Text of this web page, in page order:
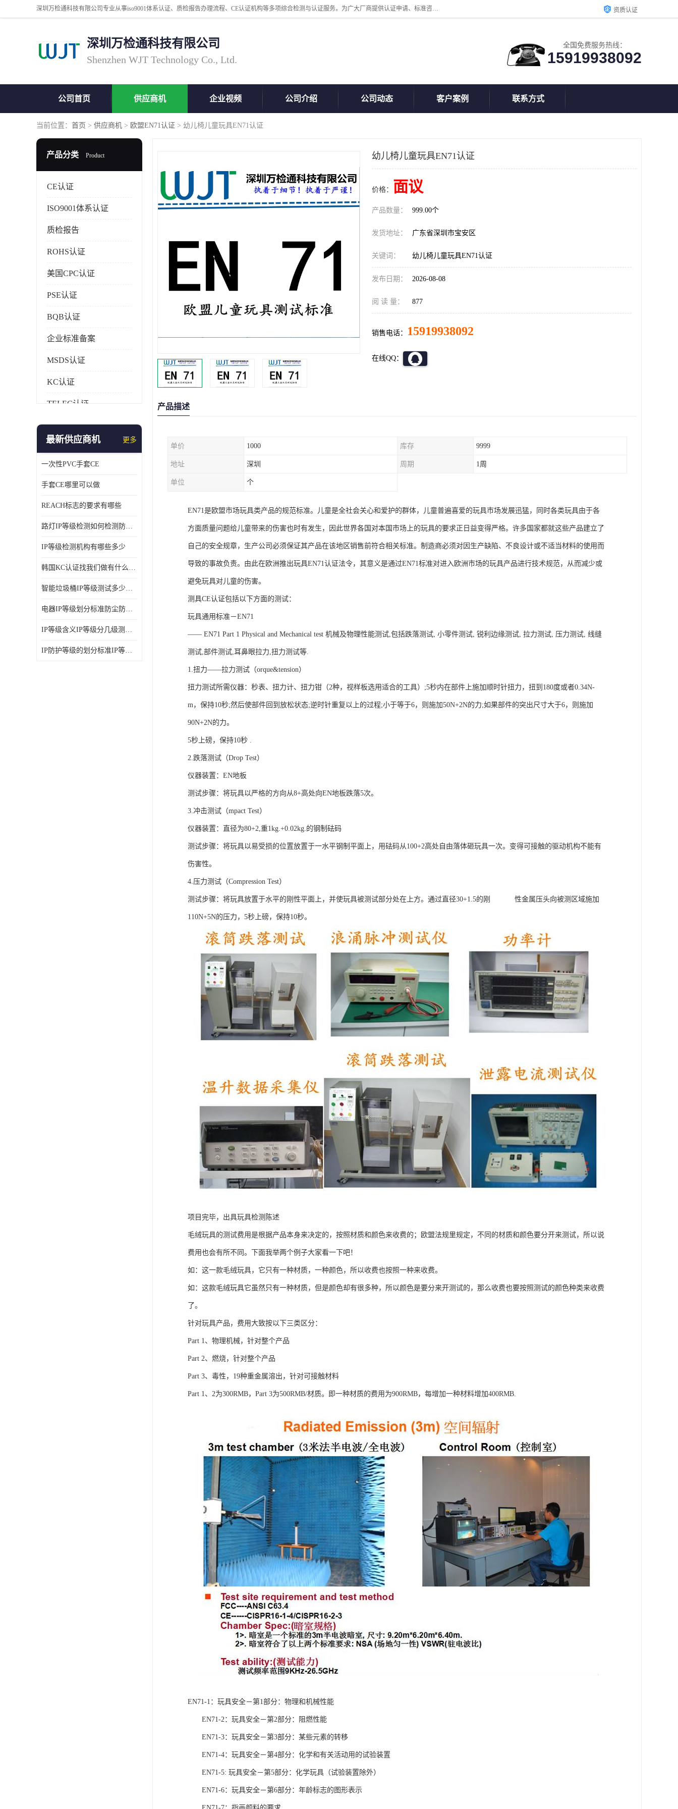
深圳万检通科技有限公司专业从事iso9001体系认证、质检报告办理流程、CE认证机构等多项综合检测与认证服务。为广大厂商提供认证申请、标准咨询、测试、技术支持、对策、获得认证等“一站式”服务。 资质认证
深圳万检通科技有限公司
Shenzhen WJT Technology Co., Ltd.
全国免费服务热线：
15919938092
公司首页 供应商机 企业视频 公司介绍 公司动态 客户案例 联系方式
当前位置： 首页 > 供应商机 > 欧盟EN71认证 > 幼儿椅儿童玩具EN71认证
产品分类 Product
CE认证
ISO9001体系认证
质检报告
ROHS认证
美国CPC认证
PSE认证
BQB认证
企业标准备案
MSDS认证
KC认证
TELEC认证
CCC认证
ISO14001体系认证
OHSAS18001体系认证
最新供应商机 更多
一次性PVC手套CE
手套CE哪里可以做
REACH标志的要求有哪些
路灯IP等级检测如何检测防尘防水
IP等级检测机构有哪些多少
韩国KC认证找我们做有什么优势
智能垃圾桶IP等级测试多少钱要多久时间
电器IP等级划分标准防尘防尘IP等级测试报告
IP等级含义IP等级分几级测试容易过吗
IP防护等级的划分标准IP等级测试多少钱
幼儿椅儿童玩具EN71认证
价格： 面议
产品数量： 999.00个
发货地址： 广东省深圳市宝安区
关键词： 幼儿椅儿童玩具EN71认证
发布日期： 2026-08-08
阅 读 量： 877
销售电话： 15919938092
在线QQ：
产品描述
单价 1000 库存 9999
地址 深圳 周期 1周
单位 个
EN71是欧盟市场玩具类产品的规范标准。儿童是全社会关心和爱护的群体，儿童普遍喜爱的玩具市场发展迅猛，同时各类玩具由于各
方面质量问题给儿童带来的伤害也时有发生，因此世界各国对本国市场上的玩具的要求正日益变得严格。许多国家都就这些产品建立了
自己的安全规章，生产公司必须保证其产品在该地区销售前符合相关标准。制造商必须对因生产缺陷、不良设计或不适当材料的使用而
导致的事故负责。由此在欧洲推出玩具EN71认证法令，其意义是通过EN71标准对进入欧洲市场的玩具产品进行技术规范，从而减少或
避免玩具对儿童的伤害。
测具CE认证包括以下方面的测试：
玩具通用标准－EN71
―― EN71 Part 1 Physical and Mechanical test 机械及物理性能测试,包括跌落测试, 小零件测试, 锐利边缘测试, 拉力测试, 压力测试, 线缝
测试,部件测试,耳鼻眼拉力,扭力测试等.
1.扭力——拉力测试（orque&tension）
扭力测试所需仪器：秒表、扭力计、扭力钳（2种，视样板选用适合的工具）;5秒内在部件上施加顺时针扭力，扭到180度或者0.34N-
m，保持10秒;然后使部件回到放松状态;逆时针重复以上的过程;小于等于6，则施加50N+2N的力;如果部件的突出尺寸大于6，则施加
90N+2N的力。
5秒上磅，保持10秒 .
2.跌落测试（Drop Test）
仪器装置：EN地板
测试步骤：将玩具以严格的方向从8+高处向EN地板跌落5次。
3.冲击测试（mpact Test）
仪器装置：直径为80+2,重1kg.+0.02kg.的钢制砝码
测试步骤：将玩具以易受损的位置放置于一水平钢制平面上，用砝码从100+2高处自由落体砸玩具一次。变得可接触的驱动机构不能有
伤害性。
4.压力测试（Compression Test）
测试步骤：将玩具放置于水平的刚性平面上，并使玩具被测试部分处在上方。通过直径30+1.5的刚 性金属压头向被测区域施加
110N+5N的压力，5秒上磅，保持10秒。
项目完毕，出具玩具检测陈述
毛绒玩具的测试费用是根据产品本身来决定的，按照材质和颜色来收费的；欧盟法规里规定，不同的材质和颜色要分开来测试，所以说
费用也会有所不同。下面我举两个例子大家看一下吧！
如：这一款毛绒玩具，它只有一种材质，一种颜色，所以收费也按照一种来收费。
如：这款毛绒玩具它虽然只有一种材质，但是颜色却有很多种，所以颜色是要分来开测试的，那么收费也要按照测试的颜色种类来收费
了。
针对玩具产品，费用大致按以下三类区分：
Part 1、物理机械，针对整个产品
Part 2、燃烧，针对整个产品
Part 3、毒性，19种重金属溶出，针对可接触材料
Part 1、2为300RMB，Part 3为500RMB/材质。即一种材质的费用为900RMB，每增加一种材料增加400RMB.
EN71-1：玩具安全－第1部分：物理和机械性能
EN71-2：玩具安全－第2部分：阻燃性能
EN71-3：玩具安全－第3部分：某些元素的转移
EN71-4：玩具安全－第4部分：化学和有关活动用的试验装置
EN71-5: 玩具安全－第5部分：化学玩具（试验装置除外）
EN71-6：玩具安全－第6部分：年龄标志的图形表示